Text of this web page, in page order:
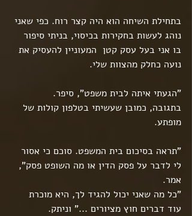
בתחילת השיחה הוא היה קצר רוח. כפי שאני
נוהג לעשות בחקירות בכיסוי, בניתי סיפור
בו אני בעל עסק קטן  המעוניין להעסיק את
נועה כחלק מהצוות שלי.
"הגעתי איתה לבית משפט", סיפר.
בתגובה, כמובן שעשיתי בטלפון קולות של
מופתע.
"תראה בסיכום בית המשפט. סוכם כי אסור
לי לדבר על פסק הדין או מה השופט פסק",
אמר.
"כל מה שאני יכול להגיד לך, היא מוכרת
עוד דברים חוץ מציורים ..." וניתק.